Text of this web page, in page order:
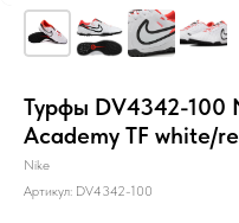
Турфы DV4342-100
Academy TF white/
Nike
Артикул: DV4342-100